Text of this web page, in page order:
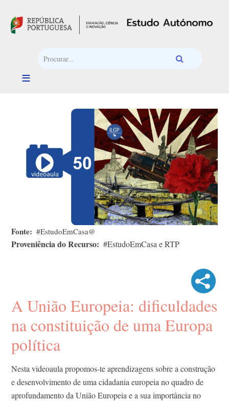
Fonte #EstudoEmCasa@
Proveniência do Recurso #EstudoEmCasa e RTP
A União Europeia: dificuldades
na constituição de uma Europa
política
Nesta videoaula propomos-te aprendizagens sobre a construção
e desenvolvimento de uma cidadania europeia no quadro de
aprofundamento da União Europeia e a sua importância no